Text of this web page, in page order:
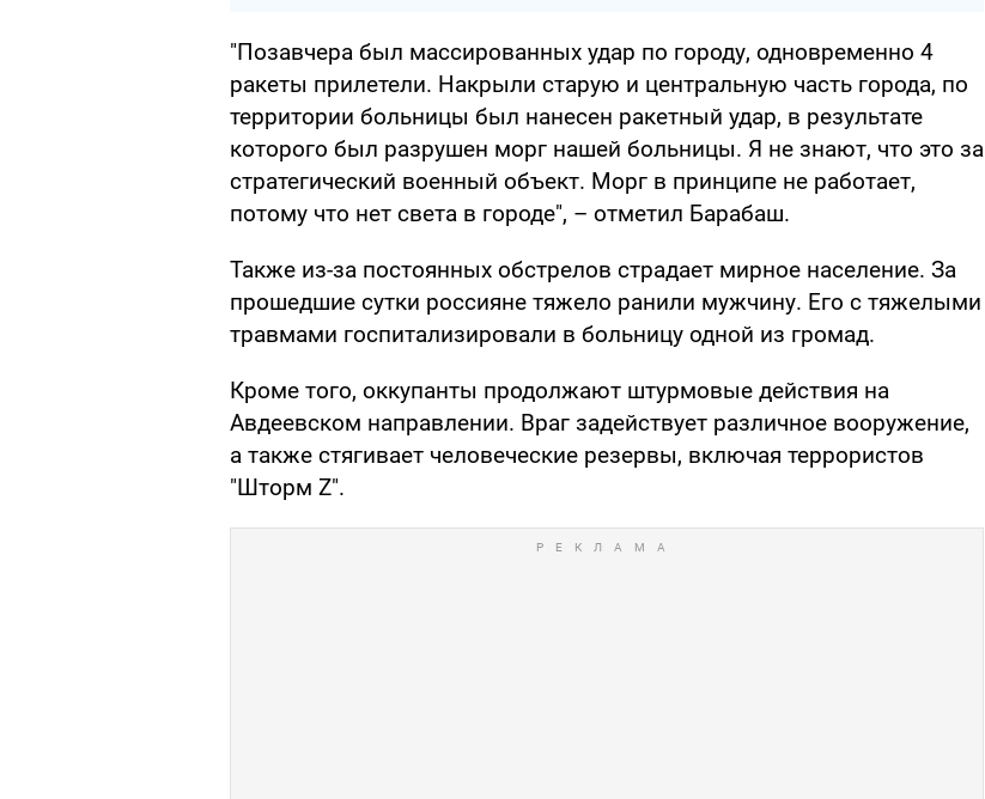
"Позавчера был массированных удар по городу, одновременно 4
ракеты прилетели. Накрыли старую и центральную часть города, по
территории больницы был нанесен ракетный удар, в результате
которого был разрушен морг нашей больницы. Я не знают, что это за
стратегический военный объект. Морг в принципе не работает,
потому что нет света в городе", – отметил Барабаш.
Также из-за постоянных обстрелов страдает мирное население. За
прошедшие сутки россияне тяжело ранили мужчину. Его с тяжелыми
травмами госпитализировали в больницу одной из громад.
Кроме того, оккупанты продолжают штурмовые действия на
Авдеевском направлении. Враг задействует различное вооружение,
а также стягивает человеческие резервы, включая террористов
"Шторм Z".